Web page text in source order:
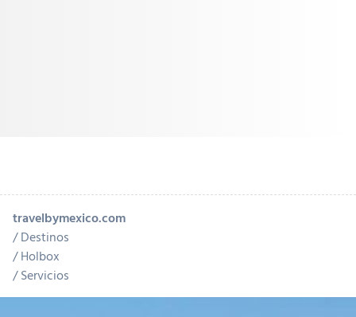
travelbymexico.com
Destinos
Holbox
Servicios